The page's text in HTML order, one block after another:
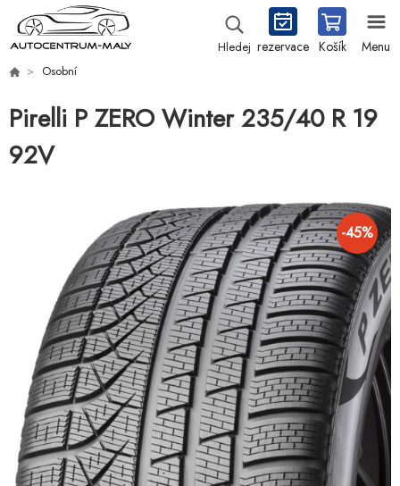
Hledej rezervace Košík Menu
Osobní
Pirelli P ZERO Winter 235/40 R 19
92V
-45%